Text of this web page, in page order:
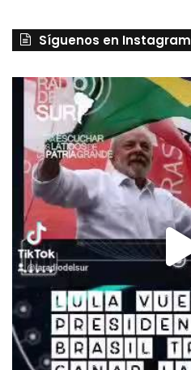
Síguenos en Instagram